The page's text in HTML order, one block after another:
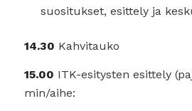
suositukset, esittely ja
14.30 Kahvitauko
15.00 ITK-esitysten esittely
min/aihe: